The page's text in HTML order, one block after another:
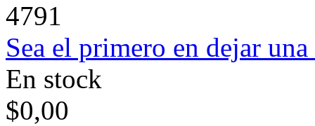
4791
Sea el primero en dejar
En stock
$0,00